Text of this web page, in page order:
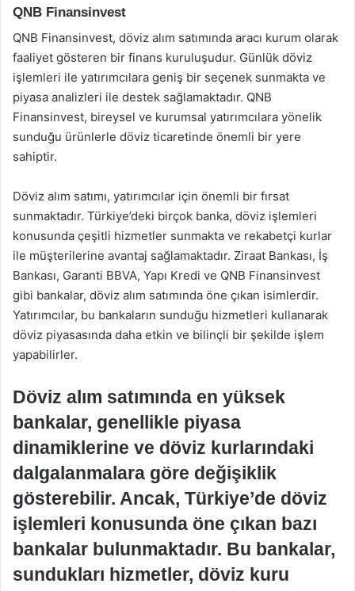
QNB Finansinvest
QNB Finansinvest, döviz alım satımında aracı kurum olarak
faaliyet gösteren bir finans kuruluşudur. Günlük döviz
işlemleri ile yatırımcılara geniş bir seçenek sunmakta ve
piyasa analizleri ile destek sağlamaktadır. QNB
Finansinvest, bireysel ve kurumsal yatırımcılara yönelik
sunduğu ürünlerle döviz ticaretinde önemli bir yere
sahiptir.
Döviz alım satımı, yatırımcılar için önemli bir fırsat
sunmaktadır. Türkiye’deki birçok banka, döviz işlemleri
konusunda çeşitli hizmetler sunmakta ve rekabetçi kurlar
ile müşterilerine avantaj sağlamaktadır. Ziraat Bankası, İş
Bankası, Garanti BBVA, Yapı Kredi ve QNB Finansinvest
gibi bankalar, döviz alım satımında öne çıkan isimlerdir.
Yatırımcılar, bu bankaların sunduğu hizmetleri kullanarak
döviz piyasasında daha etkin ve bilinçli bir şekilde işlem
yapabilirler.
Döviz alım satımında en yüksek
bankalar, genellikle piyasa
dinamiklerine ve döviz kurlarındaki
dalgalanmalara göre değişiklik
gösterebilir. Ancak, Türkiye’de döviz
işlemleri konusunda öne çıkan bazı
bankalar bulunmaktadır. Bu bankalar,
sundukları hizmetler, döviz kuru